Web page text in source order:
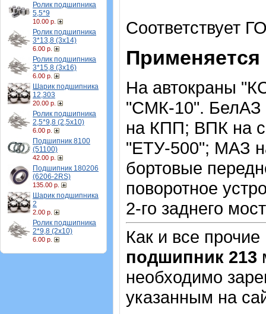
Ролик подшипника
5,5*9
10.00 р.
Ролик подшипника
3*13,8 (3х14)
6.00 р.
Ролик подшипника
3*15,8 (3х16)
6.00 р.
Шарик подшипника
12,303
20.00 р.
Ролик подшипника
2,5*9,8 (2,5х10)
6.00 р.
Подшипник 8100
(51100)
42.00 р.
Подшипник 180206
(6206-2RS)
135.00 р.
Шарик подшипника
2
2.00 р.
Ролик подшипника
2*9,8 (2х10)
6.00 р.
Соответствует
На автокраны
"СМК-10". БелАЗ
на КПП; ВПК на
"ЕТУ-500"; МАЗ
бортовые
поворотное
2-го заднего
Как и все
подшипник 213
необходимо
указанным на